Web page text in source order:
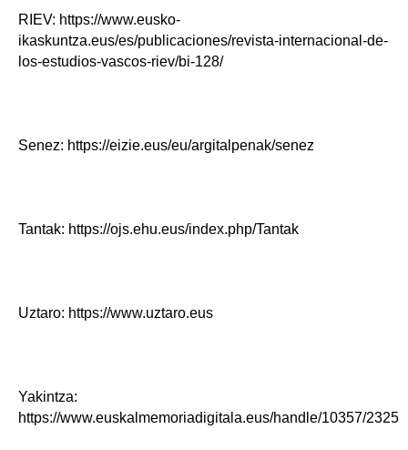
RIEV: https://www.eusko-
ikaskuntza.eus/es/publicaciones/revista-internacional-de-
los-estudios-vascos-riev/bi-128/
Senez: https://eizie.eus/eu/argitalpenak/senez
Tantak: https://ojs.ehu.eus/index.php/Tantak
Uztaro: https://www.uztaro.eus
Yakintza:
https://www.euskalmemoriadigitala.eus/handle/10357/2325